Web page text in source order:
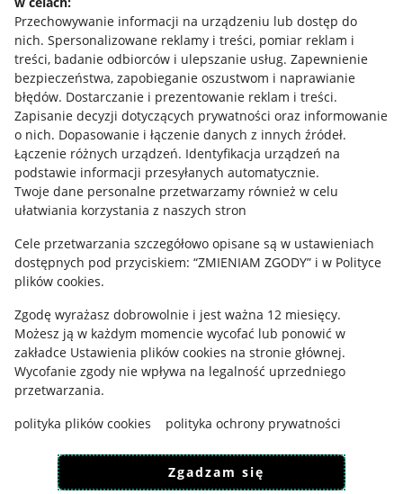
Przechowywanie informacji na urządzeniu lub dostęp do
nich. Spersonalizowane reklamy i treści, pomiar reklam i
treści, badanie odbiorców i ulepszanie usług. Zapewnienie
bezpieczeństwa, zapobieganie oszustwom i naprawianie
błędów. Dostarczanie i prezentowanie reklam i treści.
Zapisanie decyzji dotyczących prywatności oraz informowanie
o nich. Dopasowanie i łączenie danych z innych źródeł.
Łączenie różnych urządzeń. Identyfikacja urządzeń na
podstawie informacji przesyłanych automatycznie.
Twoje dane personalne przetwarzamy również w celu
ułatwiania korzystania z naszych stron
Cele przetwarzania szczegółowo opisane są w ustawieniach
dostępnych pod przyciskiem: “ZMIENIAM ZGODY” i w Polityce
plików cookies.
Zgodę wyrażasz dobrowolnie i jest ważna 12 miesięcy.
Możesz ją w każdym momencie wycofać lub ponowić w
zakładce Ustawienia plików cookies na stronie głównej.
Wycofanie zgody nie wpływa na legalność uprzedniego
przetwarzania.
polityka plików cookies
polityka ochrony prywatności
Zgadzam się
Allegro Gadane dla kupujących
Mapa miejscowości
Informacje prawne
Regulamin
Polityka plików "cookies"
Ustawienia plików "cookies"
Udostępnianie lokalizacji
Informacje dla Aktu o Usługach Cyfrowych
Pobierz aplikację